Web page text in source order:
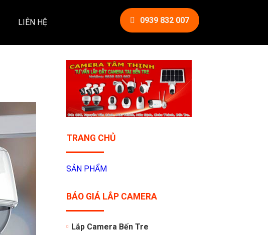
LIÊN HỆ 0939 832 007
TRANG CHỦ
SẢN PHẨM
BÁO GIÁ LẮP CAMERA
Lắp Camera Bến Tre